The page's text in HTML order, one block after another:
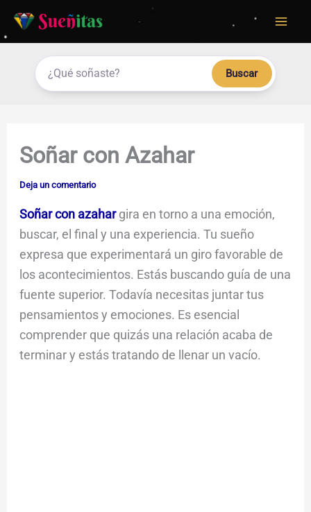
Buscar
Soñar con Azahar
Deja un comentario
Soñar con azahargira en torno a una emoción,
buscar, el final y una experiencia. Tu sueño
expresa que experimentará un giro favorable de
los acontecimientos. Estás buscando guía de una
fuente superior. Todavía necesitas juntar tus
pensamientos y emociones. Es esencial
comprender que quizás una relación acaba de
terminar y estás tratando de llenar un vacío.